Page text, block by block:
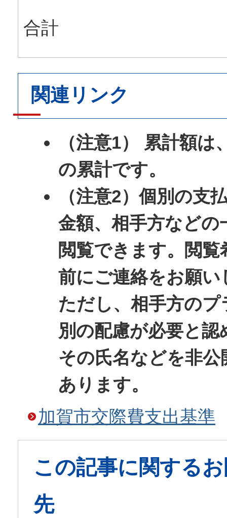
合計
関連リンク
（注意1） 累計額は
の累計です。
（注意2）個別の支
金額、相手方などの
閲覧できます。閲
前にご連絡をお願い
ただし、相手方の
別の配慮が必要と
その氏名などを非
あります。
加賀市交際費支出基準
この記事に関する
先